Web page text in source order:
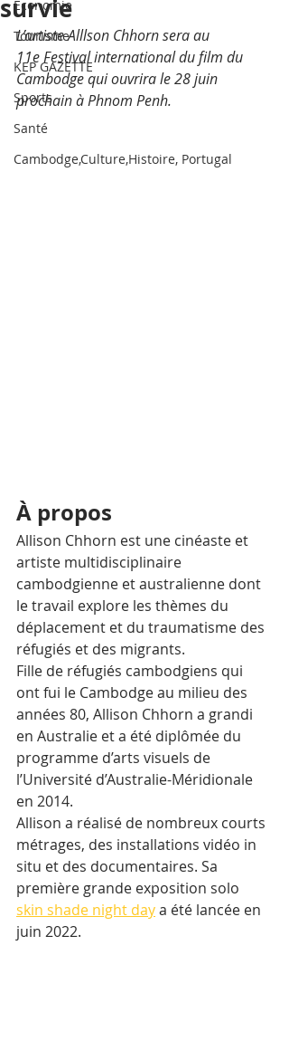
Economie
Tourisme
KEP GAZETTE
Sports
Santé
Cambodge,Culture,Histoire, Portugal
survie
L’artiste Alllson Chhorn sera au
11e Festival international du film du
Cambodge qui ouvrira le 28 juin
prochain à Phnom Penh.
À propos
Allison Chhorn est une cinéaste et
artiste multidisciplinaire
cambodgienne et australienne dont
le travail explore les thèmes du
déplacement et du traumatisme des
réfugiés et des migrants.
Fille de réfugiés cambodgiens qui
ont fui le Cambodge au milieu des
années 80, Allison Chhorn a grandi
en Australie et a été diplômée du
programme d’arts visuels de
l’Université d’Australie-Méridionale
en 2014.
Allison a réalisé de nombreux courts
métrages, des installations vidéo in
situ et des documentaires. Sa
première grande exposition solo
skin shade night day a été lancée en
juin 2022.